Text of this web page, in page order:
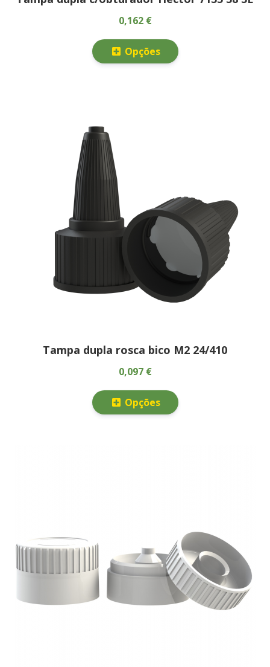
0,162 €
Opções
Tampa dupla rosca bico M2 24/410
0,097 €
Opções